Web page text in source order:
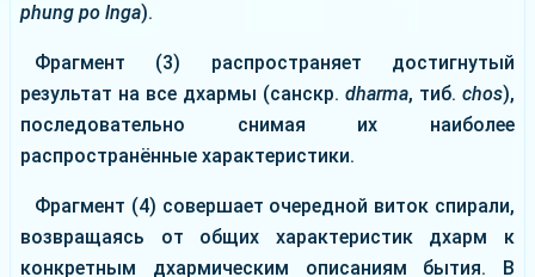
phung po lnga).
Фрагмент (3) распространяет достигнутый
результат на все дхармы (санскр. dharma, тиб. chos),
последовательно снимая их наиболее
распространённые характеристики.
Фрагмент (4) совершает очередной виток спирали,
возвращаясь от общих характеристик дхарм к
конкретным дхармическим описаниям бытия. В